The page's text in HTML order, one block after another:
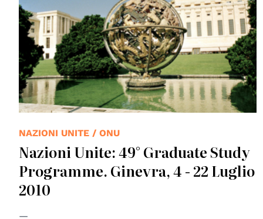
NAZIONI UNITE / ONU
Nazioni Unite: 49° Graduate Study
Programme. Ginevra, 4 - 22 Luglio
2010